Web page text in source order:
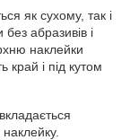
як сухому, так і
абразивів і
наклейки
край і під кутом